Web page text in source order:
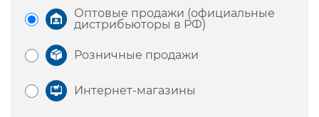
Оптовые продажи (официальные
дистрибьюторы в РФ)
Розничные продажи
Интернет-магазины